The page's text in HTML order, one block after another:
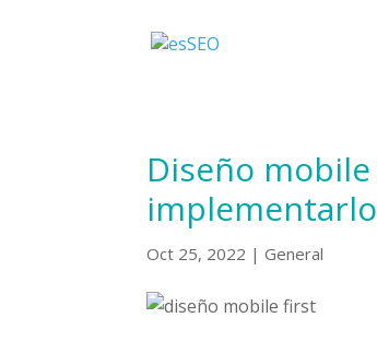
Diseño
Oct 25, 2022 |General